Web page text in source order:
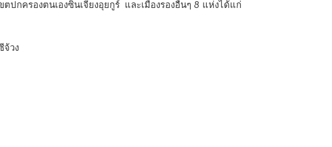
ปกครองตนเองซินเจียงอุยกูร์ และเมืองรองอื่นๆ 8 แห่งได้แก่
จ้วง